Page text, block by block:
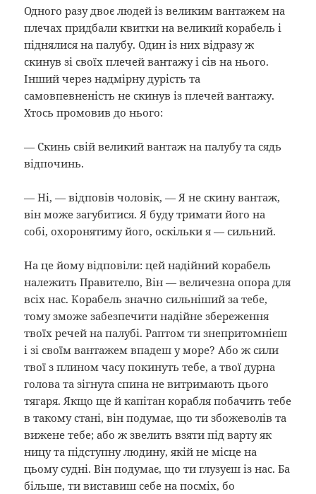
Одного разу двоє людей із великим вантажем на
плечах придбали квитки на великий корабель і
піднялися на палубу. Один із них відразу ж
скинув зі своїх плечей вантажу і сів на нього.
Інший через надмірну дурість та
самовпевненість не скинув із плечей вантажу.
Хтось промовив до нього:
— Скинь свій великий вантаж на палубу та сядь
відпочинь.
— Ні, — відповів чоловік, — Я не скину вантаж,
він може загубитися. Я буду тримати його на
собі, охоронятиму його, оскільки я — сильний.
На це йому відповіли: цей надійний корабель
належить Правителю, Він — величезна опора для
всіх нас. Корабель значно сильніший за тебе,
тому зможе забезпечити надійне збереження
твоїх речей на палубі. Раптом ти знепритомнієш
і зі своїм вантажем впадеш у море? Або ж сили
твої з плином часу покинуть тебе, а твої дурна
голова та зігнута спина не витримають цього
тягаря. Якщо ще й капітан корабля побачить тебе
в такому стані, він подумає, що ти збожеволів та
вижене тебе; або ж звелить взяти під варту як
ницу та підступну людину, якій не місце на
цьому судні. Він подумає, що ти глузуєш із нас. Ба
більше, ти виставиш себе на посміх, бо